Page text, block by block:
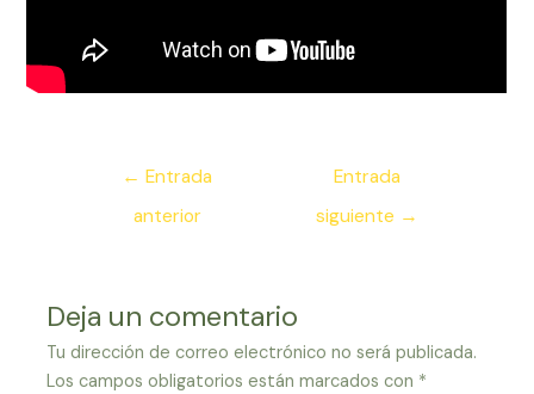
Navegación
entradas
← Entrada
anterior
Entrada
siguiente →
Deja un comentario
Tu dirección de correo electrónico no será publicada.
Los campos obligatorios están marcados con *